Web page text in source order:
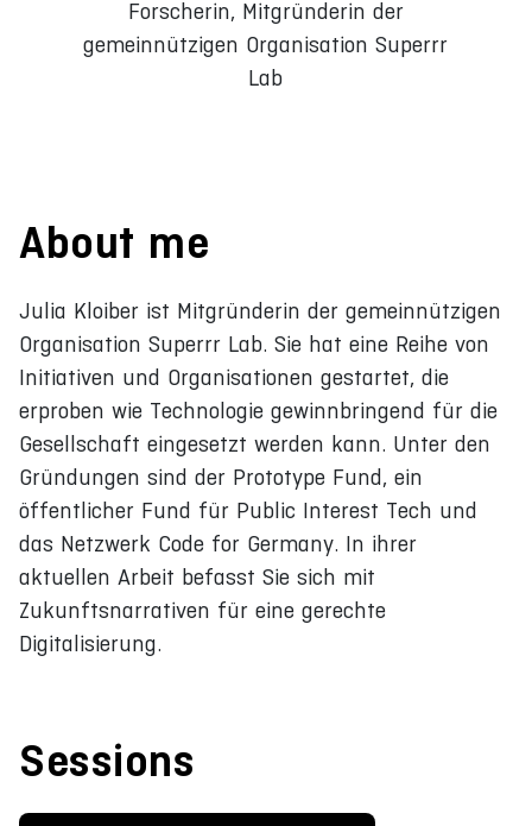
Forscherin, Mitgründerin der
gemeinnützigen Organisation Superrr
Lab
About me
Julia Kloiber ist Mitgründerin der gemeinnützigen
Organisation Superrr Lab. Sie hat eine Reihe von
Initiativen und Organisationen gestartet, die
erproben wie Technologie gewinnbringend für die
Gesellschaft eingesetzt werden kann. Unter den
Gründungen sind der Prototype Fund, ein
öffentlicher Fund für Public Interest Tech und
das Netzwerk Code for Germany. In ihrer
aktuellen Arbeit befasst Sie sich mit
Zukunftsnarrativen für eine gerechte
Digitalisierung.
Sessions